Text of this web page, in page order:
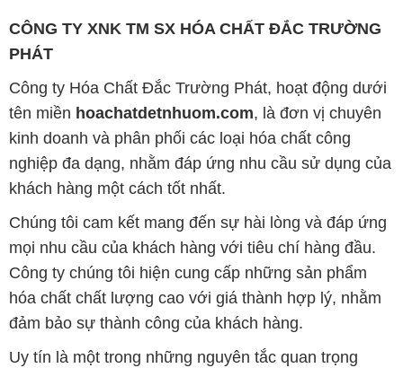
CÔNG TY XNK TM SX HÓA CHẤT ĐẮC TRƯỜNG
PHÁT
Công ty Hóa Chất Đắc Trường Phát, hoạt động dưới
tên miền hoachatdetnhuom.com, là đơn vị chuyên
kinh doanh và phân phối các loại hóa chất công
nghiệp đa dạng, nhằm đáp ứng nhu cầu sử dụng của
khách hàng một cách tốt nhất.
Chúng tôi cam kết mang đến sự hài lòng và đáp ứng
mọi nhu cầu của khách hàng với tiêu chí hàng đầu.
Công ty chúng tôi hiện cung cấp những sản phẩm
hóa chất chất lượng cao với giá thành hợp lý, nhằm
đảm bảo sự thành công của khách hàng.
Uy tín là một trong những nguyên tắc quan trọng